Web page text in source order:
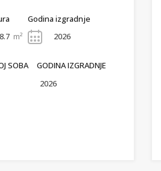
m²
Godina izgradnje
2026
SOBA
GODINA IZGRADNJE
2026